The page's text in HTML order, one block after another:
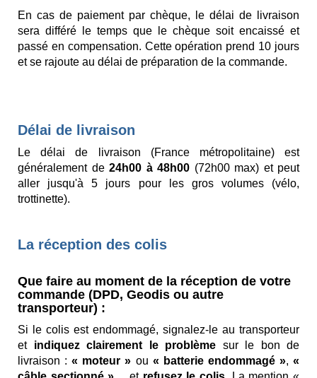
En cas de paiement par chèque, le délai de livraison
sera différé le temps que le chèque soit encaissé et
passé en compensation. Cette opération prend 10 jours
et se rajoute au délai de préparation de la commande.
Délai de livraison
Le délai de livraison (France métropolitaine) est
généralement de 24h00 à 48h00 (72h00 max) et peut
aller jusqu'à 5 jours pour les gros volumes (vélo,
trottinette).
La réception des colis
Que faire au moment de la réception de votre
commande (DPD, Geodis ou autre
transporteur) :
Si le colis est endommagé, signalez-le au transporteur
et indiquez clairement le problème sur le bon de
livraison :« moteur » ou « batterie endommagé »,«